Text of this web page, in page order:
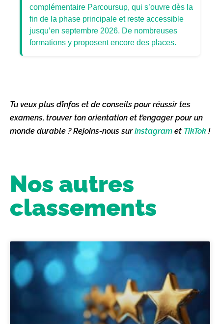
complémentaire Parcoursup, qui s’ouvre dès la
fin de la phase principale et reste accessible
jusqu’en septembre 2026. De nombreuses
formations y proposent encore des places.
Tu veux plus d’infos et de conseils pour réussir tes
examens, trouver ton orientation et t’engager pour un
monde durable ? Rejoins-nous surInstagram et TikTok !
Nos autres
classements